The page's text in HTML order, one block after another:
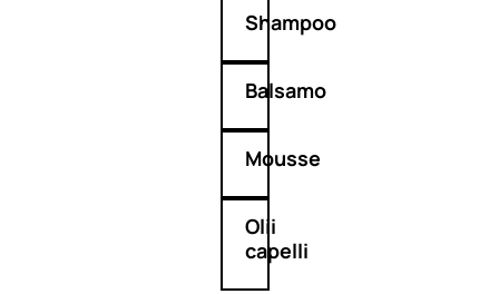
Shampoo
Balsamo
Mousse
Olii
capelli